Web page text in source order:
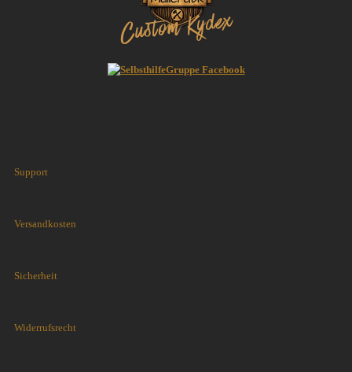
Support
Versandkosten
Sicherheit
Widerrufsrecht